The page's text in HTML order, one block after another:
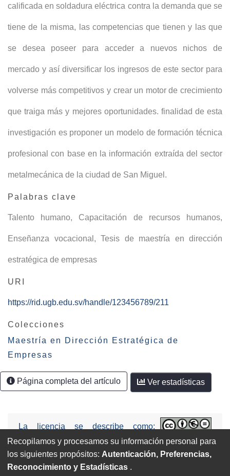
calificada en soldadura eléctrica contra la demanda que se
tiene de la misma, las competencias que tienen y las que
se desea poseer para acceder a nuevos nichos de
mercado y así diversificar los ingresos de este sector para
volverse más competitivos y crear un motor de crecimiento
que traiga más y mejores oportunidades. finalidad de esta
investigación es proponer un modelo de formación técnica
profesional con base en la información extraída del sector
metalmecánica de la ciudad de San Miguel.
Palabras clave
Talento humano, Capacitación de recursos humanos,
Enseñanza vocacional , Tesis de maestría en dirección
estratégica de empresas
URI
https://rid.ugb.edu.sv/handle/123456789/211
Colecciones
Maestría en Dirección Estratégica de
Empresas
Página completa del artículo Ver estadísticas
La licencia se describe como:
Attribution-NonCommercial-NoDerivs
3.0 United States (CC BY-NC-ND 3.0 US).
Recopilamos y procesamos su información personal para
los siguientes propósitos: Autenticación, Preferencias,
Reconocimiento y Estadísticas .